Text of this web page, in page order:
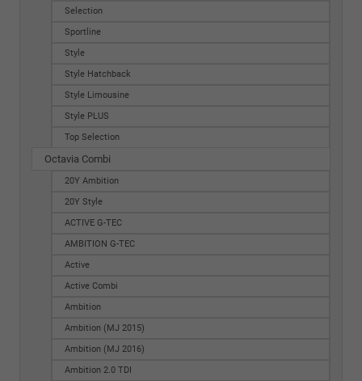
Selection
Sportline
Style
Style Hatchback
Style Limousine
Style PLUS
Top Selection
Octavia Combi
20Y Ambition
20Y Style
ACTIVE G-TEC
AMBITION G-TEC
Active
Active Combi
Ambition
Ambition (MJ 2015)
Ambition (MJ 2016)
Ambition 2.0 TDI